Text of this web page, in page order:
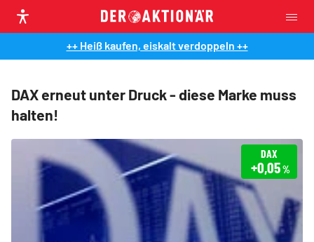
++ Heiß kaufen, eiskalt verdoppeln ++
DAX erneut unter Druck - diese Marke muss
halten!
DAX
+0,05%